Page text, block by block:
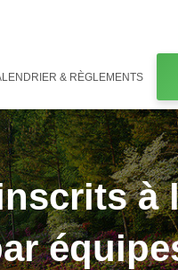
& RÈGLEMENTS
à